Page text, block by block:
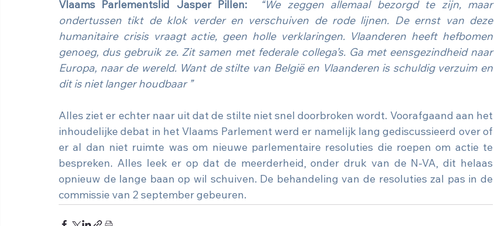
Vlaams Parlementslid Jasper Pillen:
“We zeggen allemaal bezorgd te zijn, maar
ondertussen tikt de klok verder en verschuiven de rode lijnen. De ernst van deze
humanitaire crisis vraagt actie, geen holle verklaringen. Vlaanderen heeft hefbomen
genoeg, dus gebruik ze. Zit samen met federale collega’s. Ga met eensgezindheid naar
Europa, naar de wereld. Want de stilte van België en Vlaanderen is schuldig verzuim en
dit is niet langer houdbaar ”
Alles ziet er echter naar uit dat de stilte niet snel doorbroken wordt. Voorafgaand aan het
inhoudelijke debat in het Vlaams Parlement werd er namelijk lang gediscussieerd over of
er al dan niet ruimte was om nieuwe parlementaire resoluties die roepen om actie te
bespreken. Alles leek er op dat de meerderheid, onder druk van de N-VA, dit helaas
opnieuw de lange baan op wil schuiven. De behandeling van de resoluties zal pas in de
commissie van 2 september gebeuren.